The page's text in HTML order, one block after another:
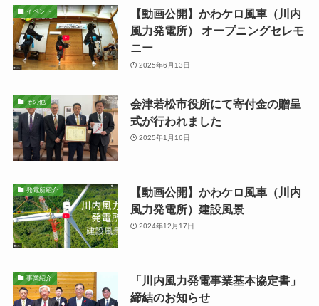
イベント
【動画公開】かわケロ風車（川内
風力発電所） オープニングセレモ
ニー
2025年6月13日
その他
会津若松市役所にて寄付金の贈呈
式が行われました
2025年1月16日
発電所紹介
【動画公開】かわケロ風車（川内
風力発電所）建設風景
2024年12月17日
事業紹介
「川内風力発電事業基本協定書」
締結のお知らせ